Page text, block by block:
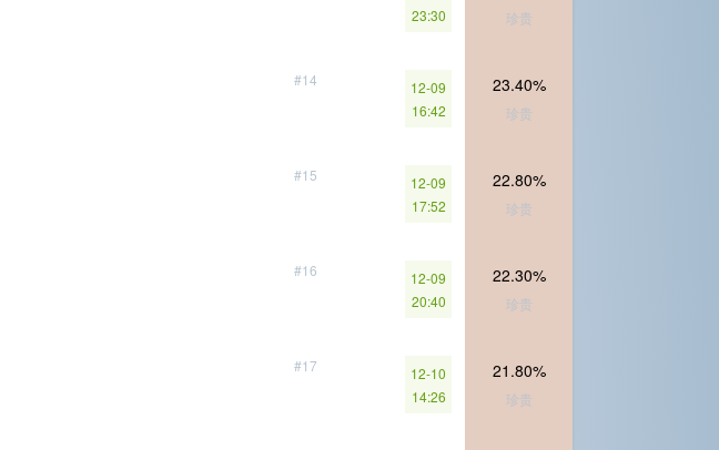
23:30
珍贵
#14
12-09
16:42
23.40%
珍贵
#15
12-09
17:52
22.80%
珍贵
#16
12-09
20:40
22.30%
珍贵
#17
12-10
14:26
21.80%
珍贵